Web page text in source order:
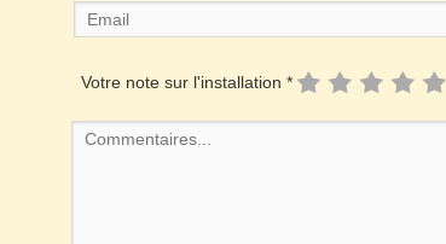
Votre note sur l'installation *